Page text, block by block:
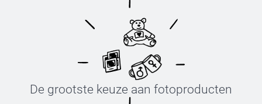
De grootste keuze aan fotoproducten